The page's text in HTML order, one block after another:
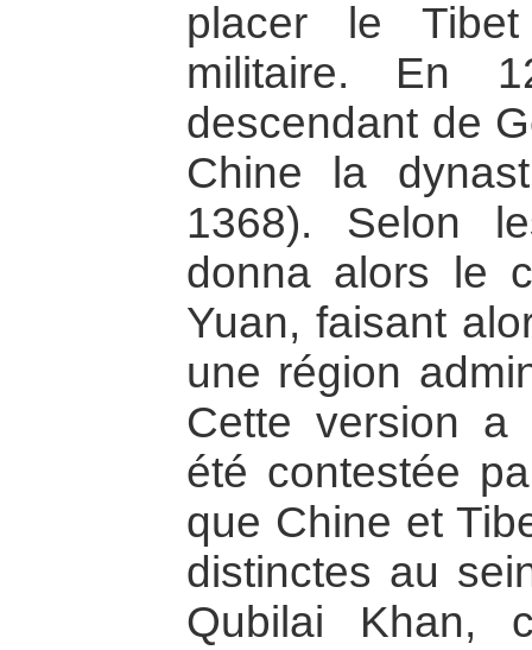
placer le
militaire. En
descendant de
Chine la
1368). Selon
donna alors le
Yuan, faisant
une région
Cette version a
été contestée
que Chine et
distinctes au
Qubilai Khan,